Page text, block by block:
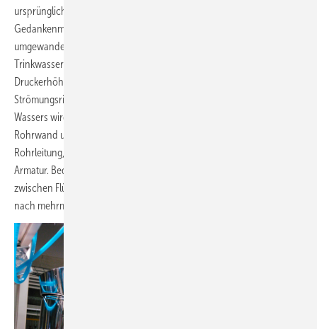
ursprüngliche
Gedankenmodell also in die Energie der gespannten Feder
umgewandelt. Übertragen auf die Strömung des Wassers in einer
Trinkwasserleitung löst das schnelle Schließen der Armatur eine
Druckerhöhung aus, die beginnend an der Armatur entgegen der
Strömungsrichtung
Wassers wird dabei in Verformungsarbeit der Flüssigkeit und der
Rohrwand umgewandelt. Reicht die
Rohrleitung, wird sie dort reflektiert und läuft wieder zurück Richtung
Armatur. Bedingt durch die Reibung innerhalb der Flüssigkeit sowie
zwischen Flüssigkeit und Rohrwand klingt die Druckschwingung erst
nach mehrmaligen Reflexionen ab.